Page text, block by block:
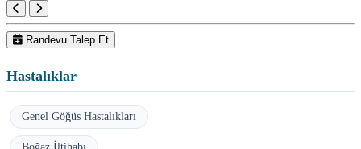
Randevu Talep Et
Hastalıklar
Genel Göğüs Hastalıkları